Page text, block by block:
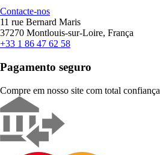
Contacte-nos
11 rue Bernard Maris
37270 Montlouis-sur-Loire, França
+33 1 86 47 62 58
Pagamento seguro
Compre em nosso site com total confiança